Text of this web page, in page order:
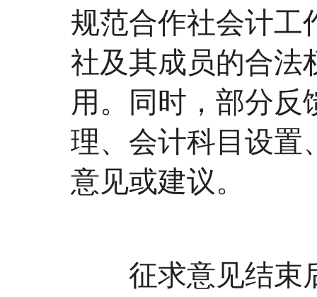
规范合作社会计工
社及其成员的合法
用。同时，部分反
理、会计科目设置
意见或建议。
征求意见结束后